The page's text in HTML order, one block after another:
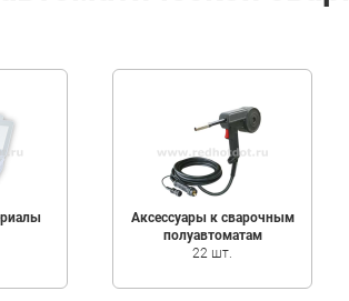
Аксессуары к сварочным
полуавтоматам
22 шт.